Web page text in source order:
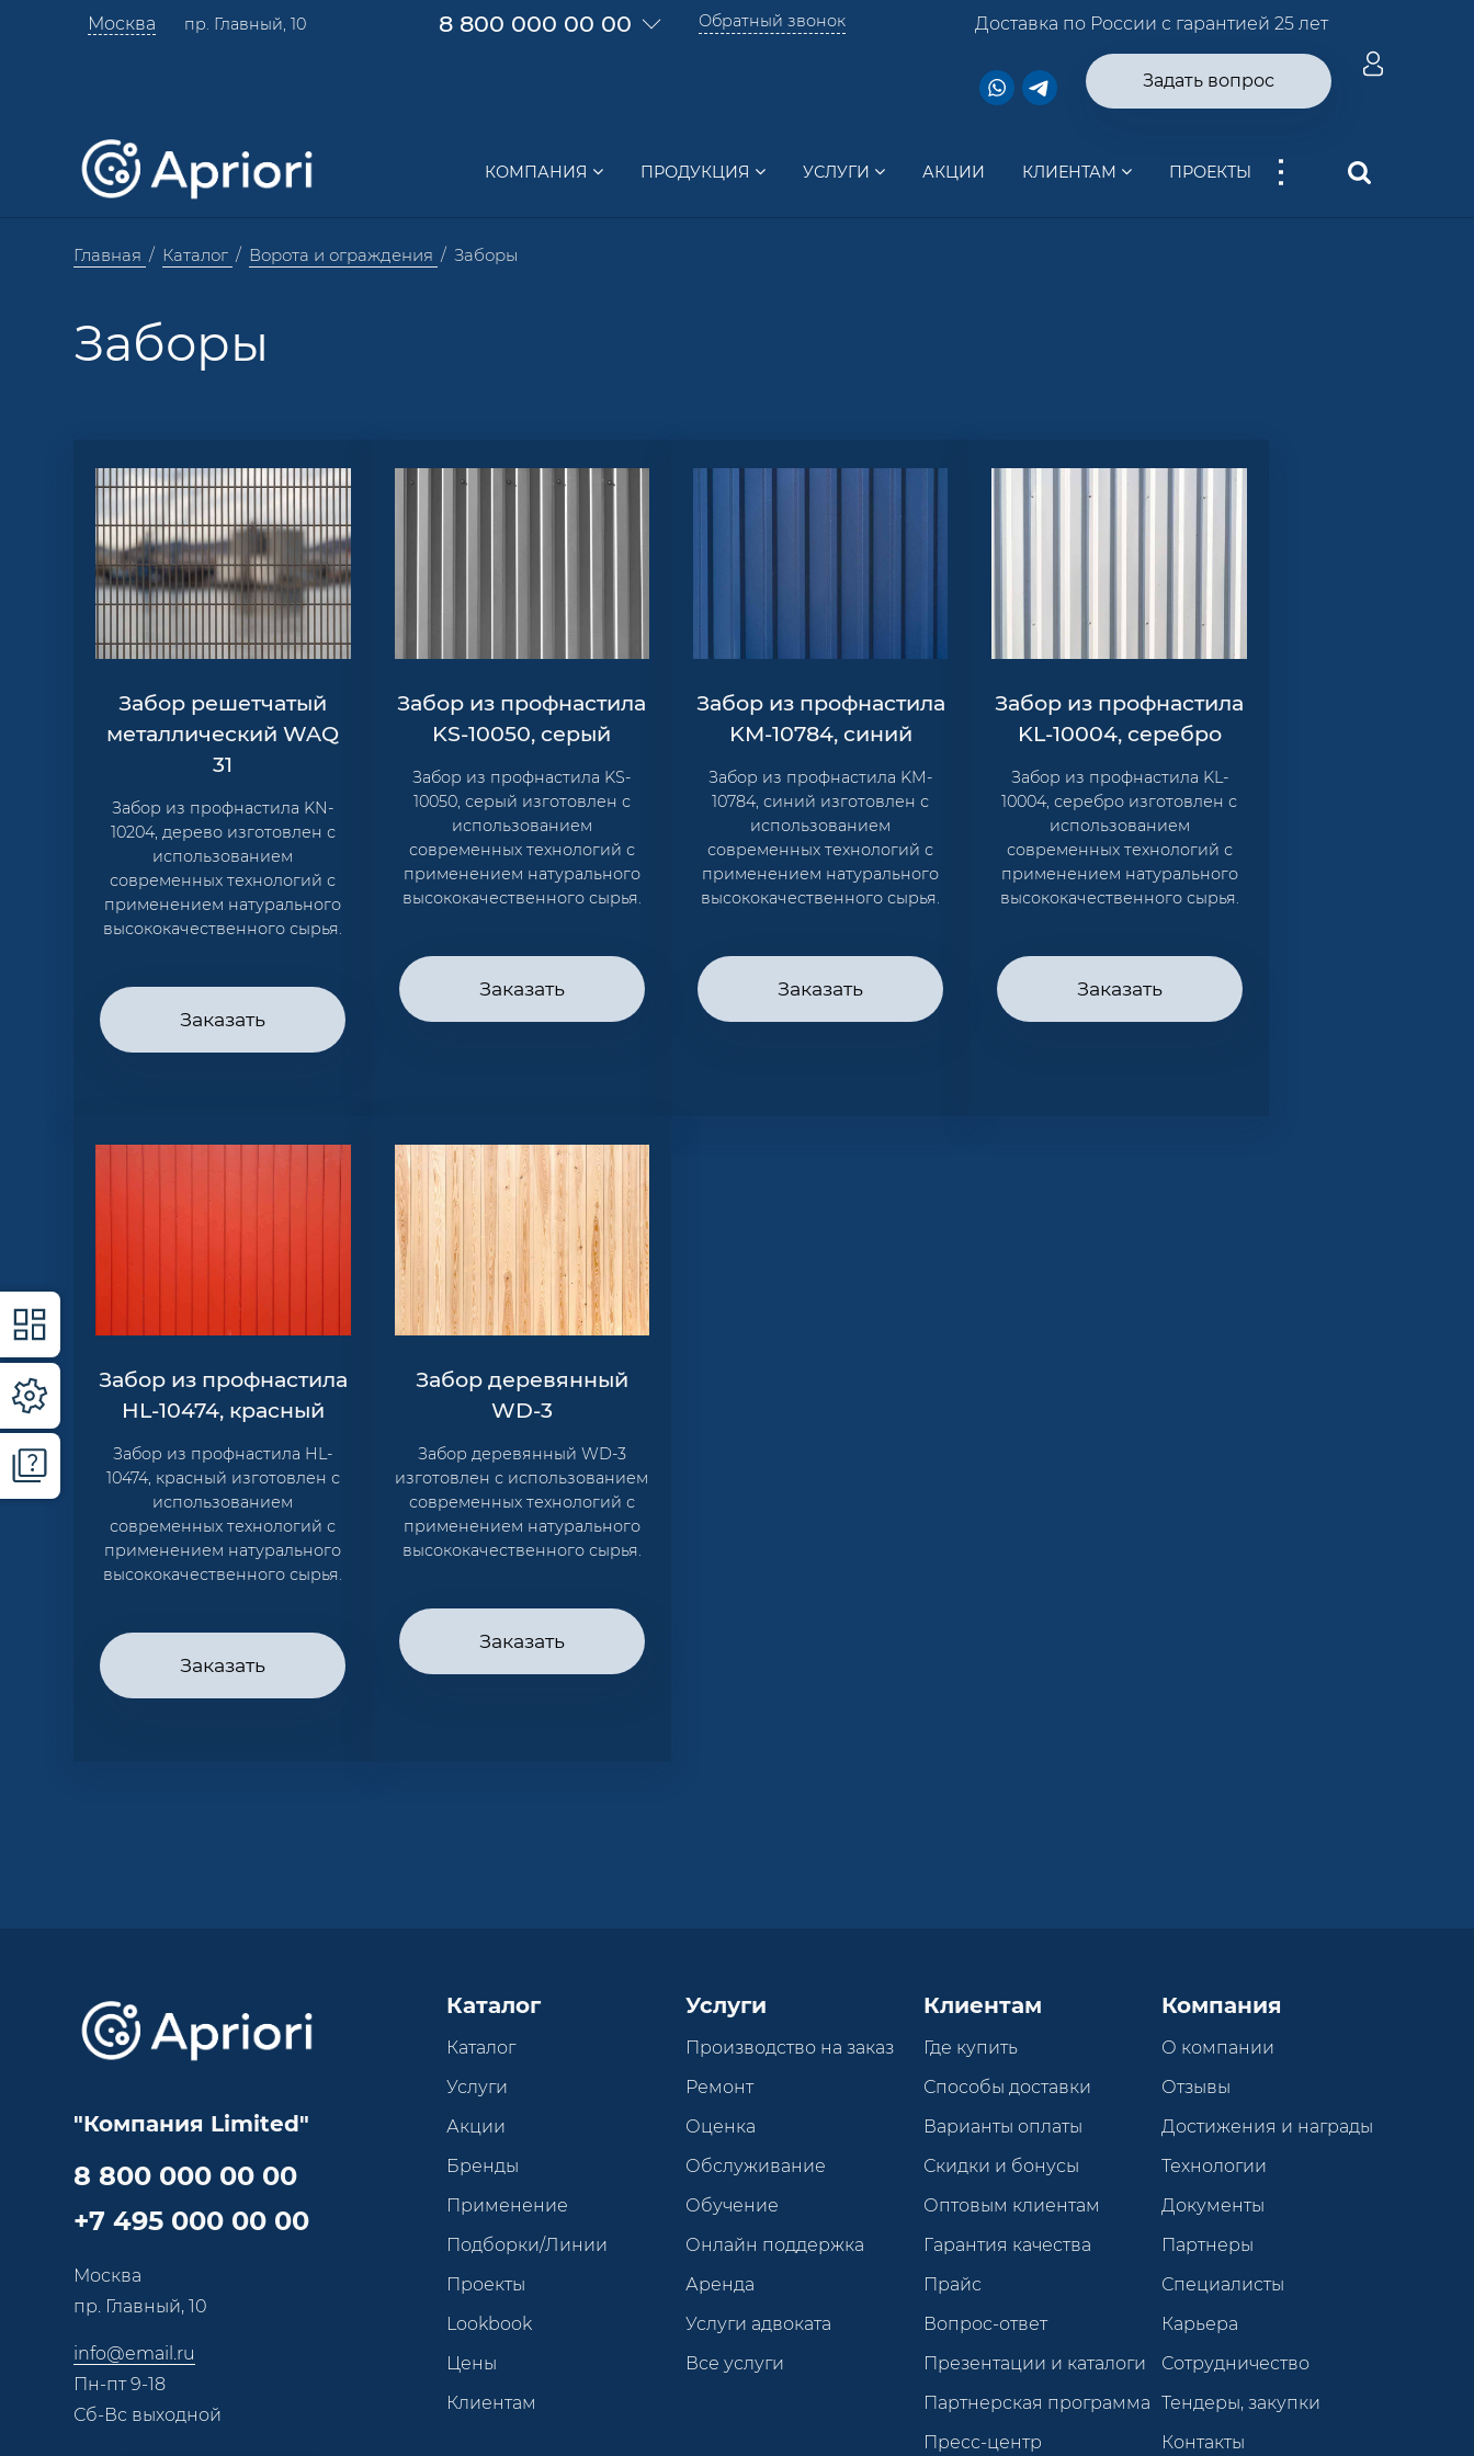
Москва пр. Главный, 10 8 800 000 00 00 Обратный звонок Доставка по России с гарантией 25 лет
Задать вопрос
КОМПАНИЯ ПРОДУКЦИЯ УСЛУГИ АКЦИИ КЛИЕНТАМ ПРОЕКТЫ ...
Главная Каталог Ворота и ограждения Заборы
Заборы
Забор решетчатый
металлический WAQ
31
Забор из профнастила KN-
10204, дерево изготовлен с
использованием
современных технологий с
применением натурального
высококачественного сырья.
Заказать
Забор из профнастила
KS-10050, серый
Забор из профнастила KS-
10050, серый изготовлен с
использованием
современных технологий с
применением натурального
высококачественного сырья.
Заказать
Забор из профнастила
KM-10784, синий
Забор из профнастила KM-
10784, синий изготовлен с
использованием
современных технологий с
применением натурального
высококачественного сырья.
Заказать
Забор из профнастила
KL-10004, серебро
Забор из профнастила KL-
10004, серебро изготовлен с
использованием
современных технологий с
применением натурального
высококачественного сырья.
Заказать
Забор из профнастила
HL-10474, красный
Забор из профнастила HL-
10474, красный изготовлен с
использованием
современных технологий с
применением натурального
высококачественного сырья.
Заказать
Забор деревянный
WD-3
Забор деревянный WD-3
изготовлен с использованием
современных технологий с
применением натурального
высококачественного сырья.
Заказать
"Компания Limited"
8 800 000 00 00
+7 495 000 00 00
Москва
пр. Главный, 10
info@email.ru
Пн-пт 9-18
Сб-Вс выходной
Каталог
Каталог
Услуги
Акции
Бренды
Применение
Подборки/Линии
Проекты
Lookbook
Цены
Клиентам
Услуги
Производство на заказ
Ремонт
Оценка
Обслуживание
Обучение
Онлайн поддержка
Аренда
Услуги адвоката
Все услуги
Клиентам
Где купить
Способы доставки
Варианты оплаты
Скидки и бонусы
Оптовым клиентам
Гарантия качества
Прайс
Вопрос-ответ
Презентации и каталоги
Партнерская программа
Пресс-центр
Компания
О компании
Отзывы
Достижения и награды
Технологии
Документы
Партнеры
Специалисты
Карьера
Сотрудничество
Тендеры, закупки
Контакты